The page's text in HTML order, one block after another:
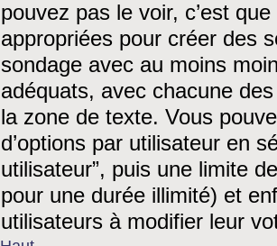
pouvez pas le voir, c’est
appropriées pour créer des
sondage avec au moins
adéquats, avec chacune
la zone de texte. Vous
d’options par utilisateur en
utilisateur”, puis une limite
pour une durée illimité) et
utilisateurs à modifier leur